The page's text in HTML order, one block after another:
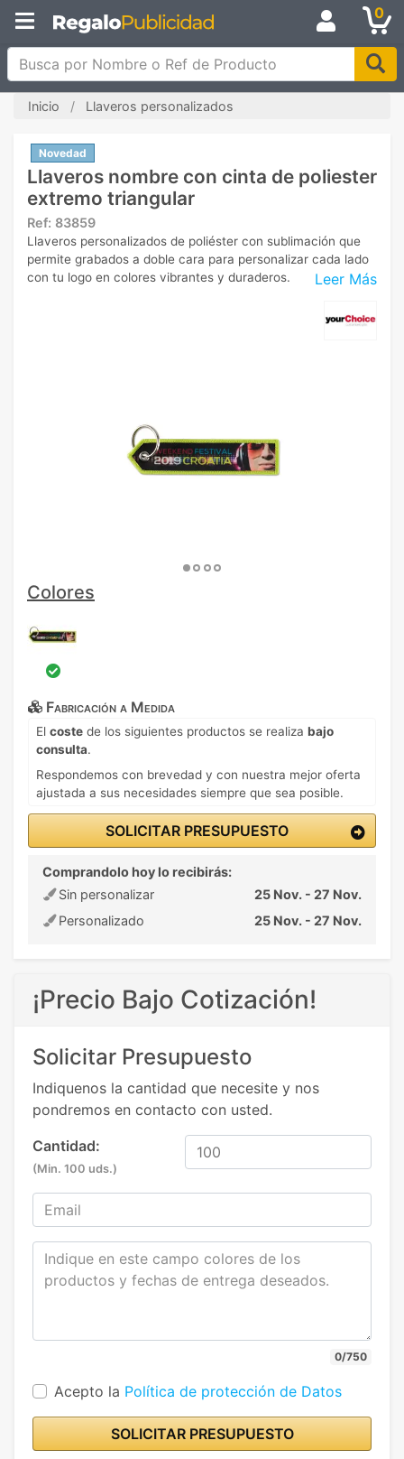
0
Busca por Nombre o Ref de Producto
Inicio Llaveros personalizados
Novedad
Llaveros nombre con cinta de poliester
extremo triangular
Ref: 83859
Leer Más
Llaveros personalizados de poliéster con sublimación que
permite grabados a doble cara para personalizar cada lado
con tu logo en colores vibrantes y duraderos.
Colores
Fabricación a Medida
El coste de los siguientes productos se realiza bajo
consulta.
Respondemos con brevedad y con nuestra mejor oferta
ajustada a sus necesidades siempre que sea posible.
SOLICITAR PRESUPUESTO
Comprandolo hoy lo recibirás:
Sin personalizar
25 Nov. - 27 Nov.
Personalizado
25 Nov. - 27 Nov.
¡Precio Bajo Cotización!
Solicitar Presupuesto
Indiquenos la cantidad que necesite y nos
pondremos en contacto con usted.
Cantidad:
(Min. 100 uds.)
0/750
Acepto la Política de protección de Datos
SOLICITAR PRESUPUESTO